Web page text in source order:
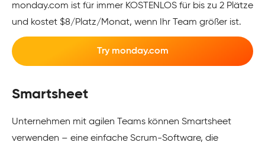
monday.com ist für immer KOSTENLOS für bis zu 2 Plätze
und kostet $8/Platz/Monat, wenn Ihr Team größer ist.
Try monday.com
Smartsheet
Unternehmen mit agilen Teams können Smartsheet
verwenden – eine einfache Scrum-Software, die